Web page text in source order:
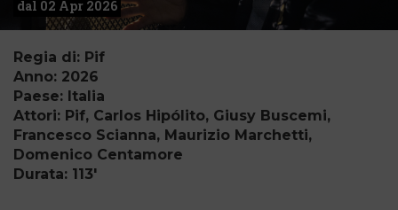
dal 02 Apr 2026
Regia di: Pif
Anno: 2026
Paese: Italia
Attori: Pif, Carlos Hipólito, Giusy Buscemi,
Francesco Scianna, Maurizio Marchetti,
Domenico Centamore
Durata: 113'